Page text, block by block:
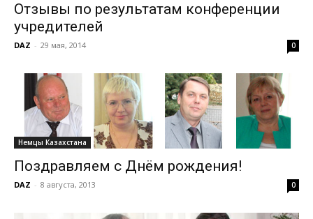
Отзывы по результатам конференции
учредителей
DAZ - 29 мая, 2014 0
Немцы Казахстана
Поздравляем с Днём рождения!
DAZ - 8 августа, 2013 0